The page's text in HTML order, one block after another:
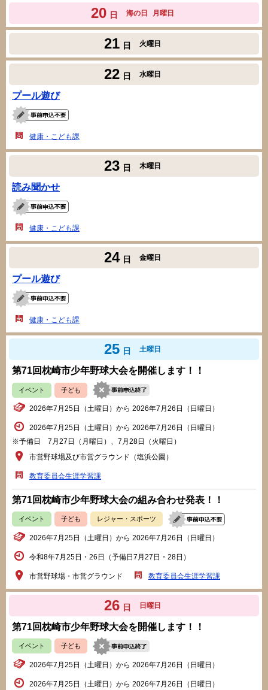
20 日 海の日 月曜日
21 日 火曜日
22 日 水曜日
プール遊び
健康・こども課
23 日 木曜日
読み聞かせ
健康・こども課
24 日 金曜日
プール遊び
健康・こども課
25 日 土曜日
第71回枕崎市少年野球大会を開催します！！
イベント 子ども
2026年7月25日（土曜日）から 2026年7月26日（日曜日）
2026年7月25日（土曜日）から 2026年7月26日（日曜日）
※予備日 7月27日（月曜日）、7月28日（火曜日）
市営野球場及び市営グラウンド（塩浜公園）
教育委員会生涯学習課
第71回枕崎市少年野球大会の組み合わせ発表！！
イベント 子ども レジャー・スポーツ
2026年7月25日（土曜日）から 2026年7月26日（日曜日）
令和8年7月25日・26日（予備日7月27日・28日）
市営野球場・市営グラウンド 教育委員会生涯学習課
26 日 日曜日
第71回枕崎市少年野球大会を開催します！！
イベント 子ども
2026年7月25日（土曜日）から 2026年7月26日（日曜日）
2026年7月25日（土曜日）から 2026年7月26日（日曜日）